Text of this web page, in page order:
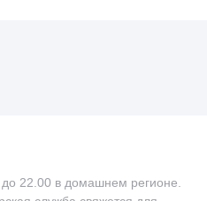
до 22.00 в домашнем регионе.